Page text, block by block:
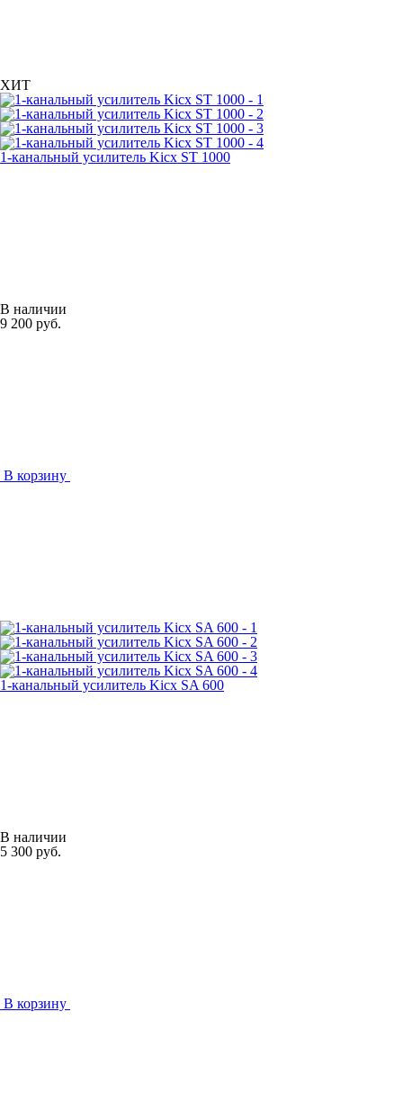
ХИТ
1-канальный усилитель Kicx ST 1000
В наличии
9 200 руб.
В корзину
1-канальный усилитель Kicx SA 600
В наличии
5 300 руб.
В корзину